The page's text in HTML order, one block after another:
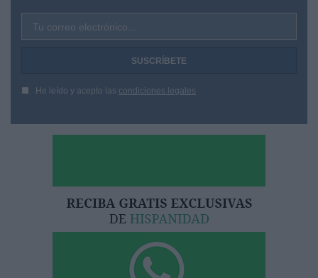
Tu correo electrónico...
He leído y acepto las condiciones legales